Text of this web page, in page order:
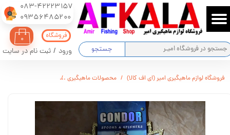
083-42223157
​​​​​​​09356485200
جستجو
۰
ورود / ثبت نام در سایت
حساب کاربری من
تغییر گذر واژه
فروشگاه
فروشگاه لوازم ماهیگیری امیر (ای اف کالا) محصولات ماهیگیری